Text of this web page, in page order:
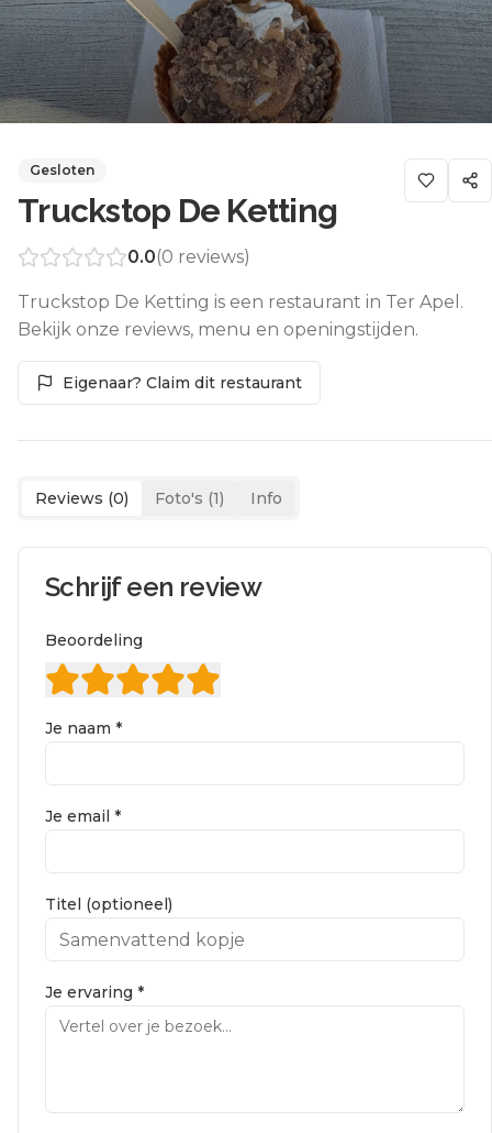
Gesloten
Truckstop De Ketting
0.0(0 reviews)
Truckstop De Ketting is een restaurant in Ter Apel.
Bekijk onze reviews, menu en openingstijden.
Eigenaar? Claim dit restaurant
Reviews (0) Foto's (1) Info
Schrijf een review
Beoordeling
Je naam *
Je email *
Titel (optioneel)
Je ervaring *